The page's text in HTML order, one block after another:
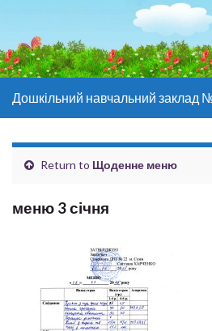
Дошкільний навчальний
Return to Щоденне меню
меню 3 січня